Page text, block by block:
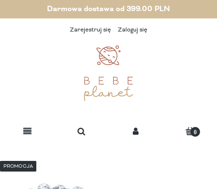
Darmowa dostawa od 399.00 PLN
Zarejestruj się Zaloguj się
PROMOCJA